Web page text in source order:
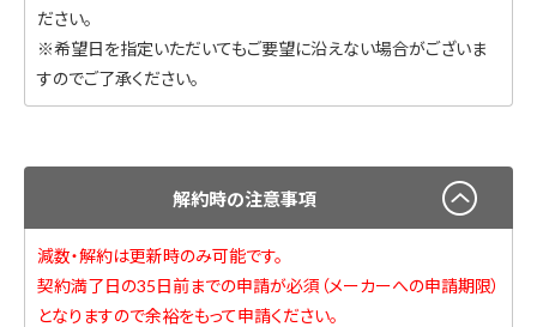
ださい。
※希望日を指定いただいてもご要望に沿えない場合がございま
すのでご了承ください。
解約時の注意事項
減数・解約は更新時のみ可能です。
契約満了日の35日前までの申請が必須（メーカーへの申請期限）
となりますので余裕をもって申請ください。